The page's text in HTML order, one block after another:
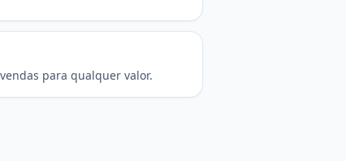
para qualquer valor.